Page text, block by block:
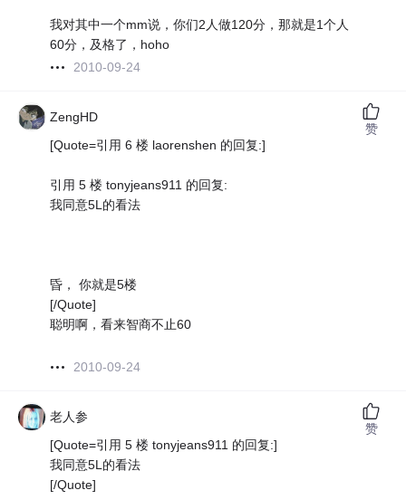
我对其中一个mm说，你们2人做120分，那就是1个人
60分，及格了，hoho
2010-09-24
ZengHD
[Quote=引用 6 楼 laorenshen 的回复:]
引用 5 楼 tonyjeans911 的回复:
我同意5L的看法
昏， 你就是5楼
[/Quote]
聪明啊，看来智商不止60
2010-09-24
赞
老人参
[Quote=引用 5 楼 tonyjeans911 的回复:]
我同意5L的看法
[/Quote]
赞